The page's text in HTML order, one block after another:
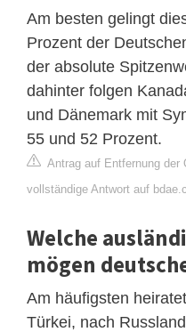
Am besten gelingt
Prozent der
der absolute
dahinter folgen
und Dänemark mit
55 und 52 Prozent.
Antrag auf Entfernung der
vollständige Antwort auf
Welche
mögen
Am häufigsten
Türkei, nach